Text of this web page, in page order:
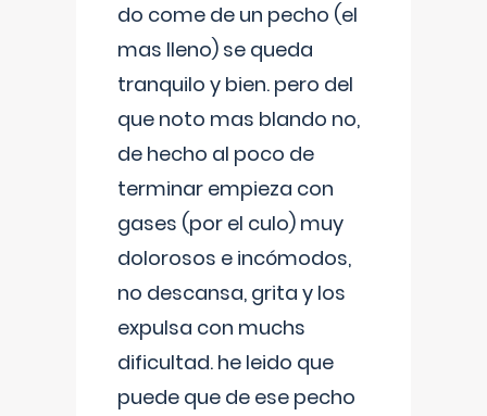
do come de un pecho (el
mas lleno) se queda
tranquilo y bien. pero del
que noto mas blando no,
de hecho al poco de
terminar empieza con
gases (por el culo) muy
dolorosos e incómodos,
no descansa, grita y los
expulsa con muchs
dificultad. he leido que
puede que de ese pecho